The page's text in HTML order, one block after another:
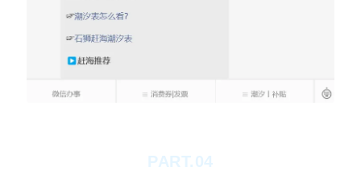
PART.04